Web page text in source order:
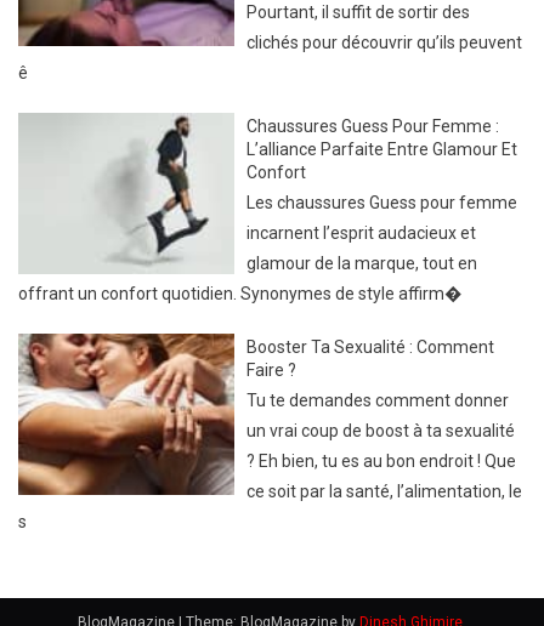
Pourtant, il suffit de sortir des
clichés pour découvrir qu’ils peuvent
ê
Chaussures Guess Pour Femme :
L’alliance Parfaite Entre Glamour Et
Confort
Les chaussures Guess pour femme
incarnent l’esprit audacieux et
glamour de la marque, tout en
offrant un confort quotidien. Synonymes de style affirm�
Booster Ta Sexualité : Comment
Faire ?
Tu te demandes comment donner
un vrai coup de boost à ta sexualité
? Eh bien, tu es au bon endroit ! Que
ce soit par la santé, l’alimentation, le
s
BlogMagazine | Theme: BlogMagazine by Dinesh Ghimire